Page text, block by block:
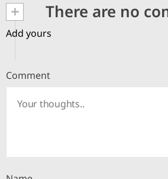
+ There are no
Add yours
Comment